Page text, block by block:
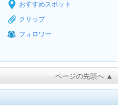
おすすめスポット
クリップ
フォロワー
ページの先頭へ ▲